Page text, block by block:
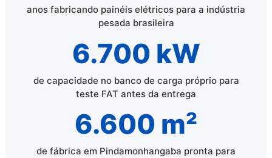
anos fabricando painéis elétricos para a indústria
pesada brasileira
6.700 kW
de capacidade no banco de carga próprio para
teste FAT antes da entrega
6.600 m²
de fábrica em Pindamonhangaba pronta para